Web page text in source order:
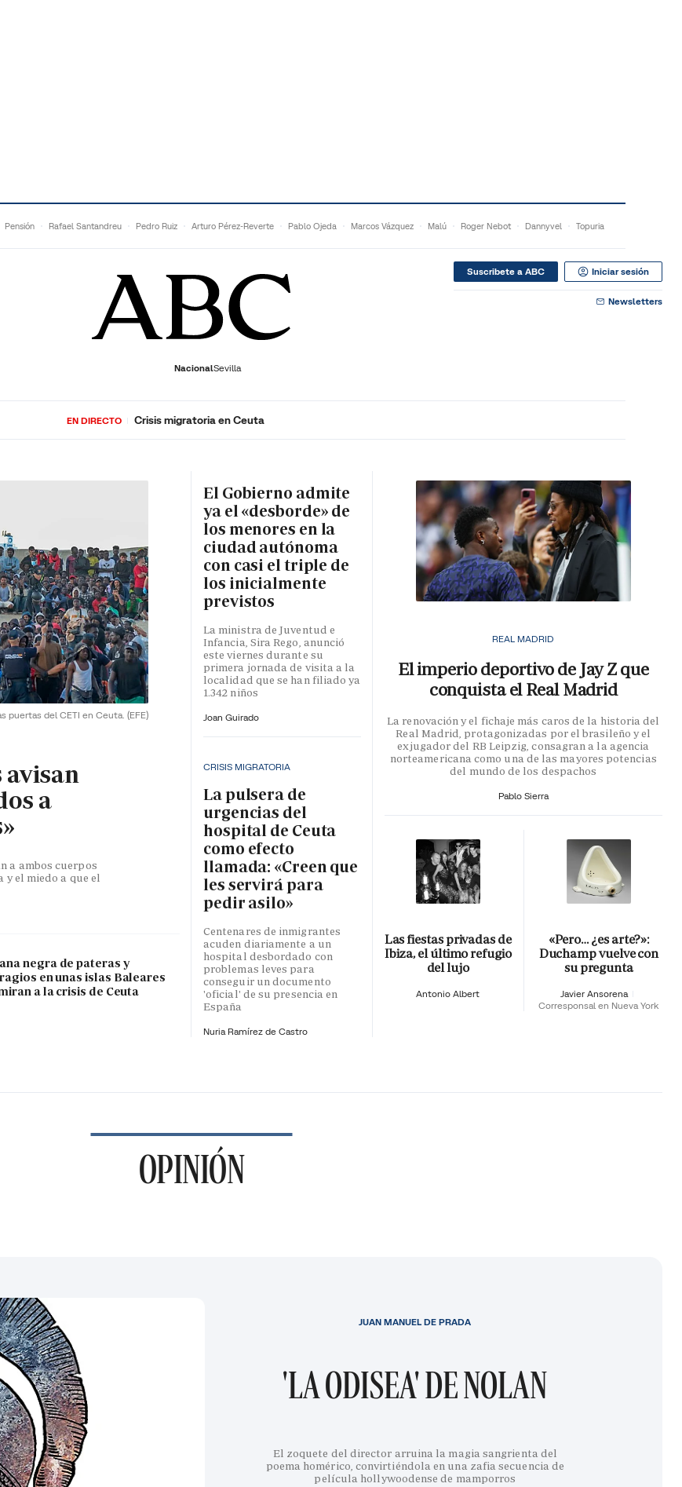
Pensión Rafael Santandreu Pedro Ruiz Arturo Pérez-Reverte Pablo Ojeda Marcos Vázquez Malú Roger Nebot Dannyvel Topuria
NacionalSevilla
Suscribete a ABC Iniciar sesión
Newsletters
ECONOMÍADEPORTES SOCIEDADCULTURAGENTEPLAY
EN DIRECTO Crisis migratoria en Ceuta
puertas del CETI en Ceuta. (EFE)
avisan
a
a ambos cuerpos
el miedo a que el
negra de pateras y
en unas islas Baleares
a la crisis de Ceuta
El Gobierno admite
ya el «desborde» de
los menores en la
ciudad autónoma
con casi el triple de
los inicialmente
previstos
La ministra de Juventud e
Infancia, Sira Rego, anunció
este viernes durante su
primera jornada de visita a la
localidad que se han filiado ya
1.342 niños
Joan Guirado
CRISIS MIGRATORIA
La pulsera de
urgencias del
hospital de Ceuta
como efecto
llamada: «Creen que
les servirá para
pedir asilo»
Centenares de inmigrantes
acuden diariamente a un
hospital desbordado con
problemas leves para
conseguir un documento
'oficial' de su presencia en
España
Nuria Ramírez de Castro
REAL MADRID
El imperio deportivo de Jay Z que
conquista el Real Madrid
La renovación y el fichaje más caros de la historia del
Real Madrid, protagonizadas por el brasileño y el
exjugador del RB Leipzig, consagran a la agencia
norteamericana como una de las mayores potencias
del mundo de los despachos
Pablo Sierra
Las fiestas privadas de
Ibiza, el último refugio
del lujo
Antonio Albert
«Pero… ¿es arte?»:
Duchamp vuelve con
su pregunta
Javier Ansorena
Corresponsal en Nueva York
OPINIÓN
'LA ODISEA' DE NOLAN
El zoquete del director arruina la magia sangrienta del
poema homérico, convirtiéndola en una zafia secuencia de
película hollywoodense de mamporros
JUAN MANUEL DE PRADA